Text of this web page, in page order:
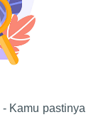
- Kamu pastinya